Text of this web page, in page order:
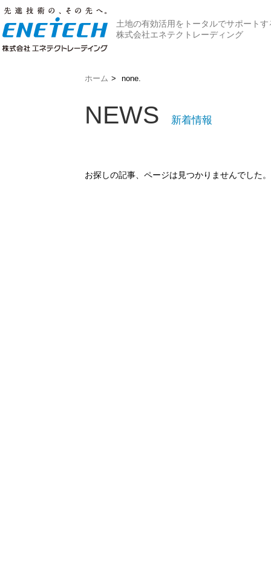
土地の有効活用をトータルでサポートす
株式会社エネテクトレーディング
ホーム > none.
NEWS 新着情報
お探しの記事、ページは見つかりませんでした。